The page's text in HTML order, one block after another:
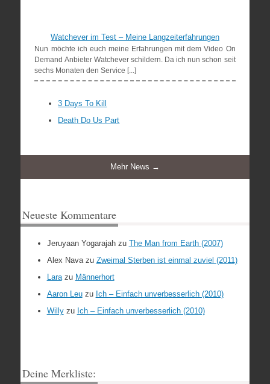
Watchever im Test – Meine Langzeiterfahrungen
Nun möchte ich euch meine Erfahrungen mit dem Video On
Demand Anbieter Watchever schildern. Da ich nun schon seit
sechs Monaten den Service [...]
3 Days To Kill
Death Do Us Part
Mehr News →
Neueste Kommentare
Jeruyaan Yogarajahzu The Man from Earth (2007)
Alex Navazu Zweimal Sterben ist einmal zuviel (2011)
Larazu Männerhort
Aaron Leuzu Ich – Einfach unverbesserlich (2010)
Willyzu Ich – Einfach unverbesserlich (2010)
Deine Merkliste: